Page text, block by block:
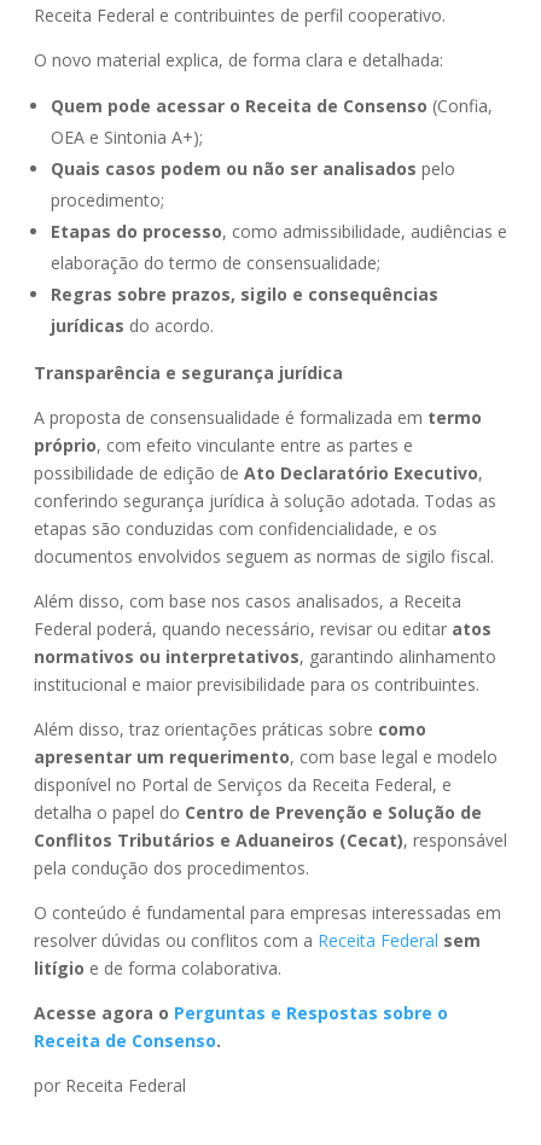
Receita Federal e contribuintes de perfil cooperativo.
O novo material explica, de forma clara e detalhada:
Quem pode acessar o Receita de Consenso (Confia,
OEA e Sintonia A+);
Quais casos podem ou não ser analisados pelo
procedimento;
Etapas do processo, como admissibilidade, audiências e
elaboração do termo de consensualidade;
Regras sobre prazos, sigilo e consequências
jurídicas do acordo.
Transparência e segurança jurídica
A proposta de consensualidade é formalizada em termo
próprio, com efeito vinculante entre as partes e
possibilidade de edição de Ato Declaratório Executivo,
conferindo segurança jurídica à solução adotada. Todas as
etapas são conduzidas com confidencialidade, e os
documentos envolvidos seguem as normas de sigilo fiscal.
Além disso, com base nos casos analisados, a Receita
Federal poderá, quando necessário, revisar ou editar atos
normativos ou interpretativos, garantindo alinhamento
institucional e maior previsibilidade para os contribuintes.
Além disso, traz orientações práticas sobre como
apresentar um requerimento, com base legal e modelo
disponível no Portal de Serviços da Receita Federal, e
detalha o papel do Centro de Prevenção e Solução de
Conflitos Tributários e Aduaneiros (Cecat), responsável
pela condução dos procedimentos.
O conteúdo é fundamental para empresas interessadas em
resolver dúvidas ou conflitos com a Receita Federal sem
litígio e de forma colaborativa.
Acesse agora o Perguntas e Respostas sobre o
Receita de Consenso.
por Receita Federal